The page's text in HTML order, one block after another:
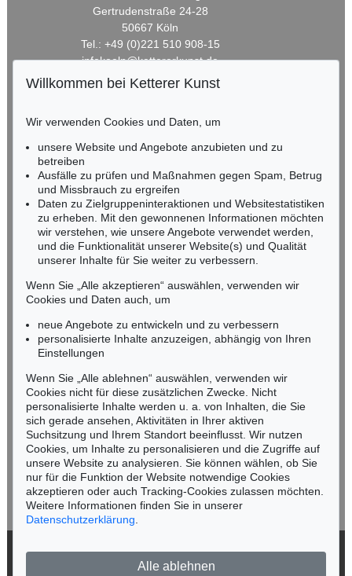
Gertrudenstraße 24-28
50667 Köln
Tel.: +49 (0)221 510 908-15
infokoeln@kettererkunst.de
HESSEN
Miriam Heß
Tel.: +49 (0)62 21 58 80-038
Fax: +49 (0)62 21 58 80-595
infoheidelberg@kettererkunst.de
NORDDEUTSCHLAND
Nico Kassel, M.A.
Mobil: +49 (0)171 8618661
n.kassel@kettererkunst.de
Keine Auktion mehr verpassen!
Wir informieren Sie rechtzeitig.
Jetzt zum Newsletter anmelden >
Willkommen bei Ketterer Kunst
Wir verwenden Cookies und Daten, um
unsere Website und Angebote anzubieten und zu
betreiben
Ausfälle zu prüfen und Maßnahmen gegen Spam, Betrug
und Missbrauch zu ergreifen
Daten zu Zielgruppeninteraktionen und Websitestatistiken
zu erheben. Mit den gewonnenen Informationen möchten
wir verstehen, wie unsere Angebote verwendet werden,
und die Funktionalität unserer Website(s) und Qualität
unserer Inhalte für Sie weiter zu verbessern.
Wenn Sie „Alle akzeptieren“ auswählen, verwenden wir
Cookies und Daten auch, um
neue Angebote zu entwickeln und zu verbessern
personalisierte Inhalte anzuzeigen, abhängig von Ihren
Einstellungen
Wenn Sie „Alle ablehnen“ auswählen, verwenden wir
Cookies nicht für diese zusätzlichen Zwecke. Nicht
personalisierte Inhalte werden u. a. von Inhalten, die Sie
sich gerade ansehen, Aktivitäten in Ihrer aktiven
Suchsitzung und Ihrem Standort beeinflusst. Wir nutzen
Cookies, um Inhalte zu personalisieren und die Zugriffe auf
unsere Website zu analysieren. Sie können wählen, ob Sie
nur für die Funktion der Website notwendige Cookies
akzeptieren oder auch Tracking-Cookies zulassen möchten.
Weitere Informationen finden Sie in unserer
Datenschutzerklärung
Alle ablehnen